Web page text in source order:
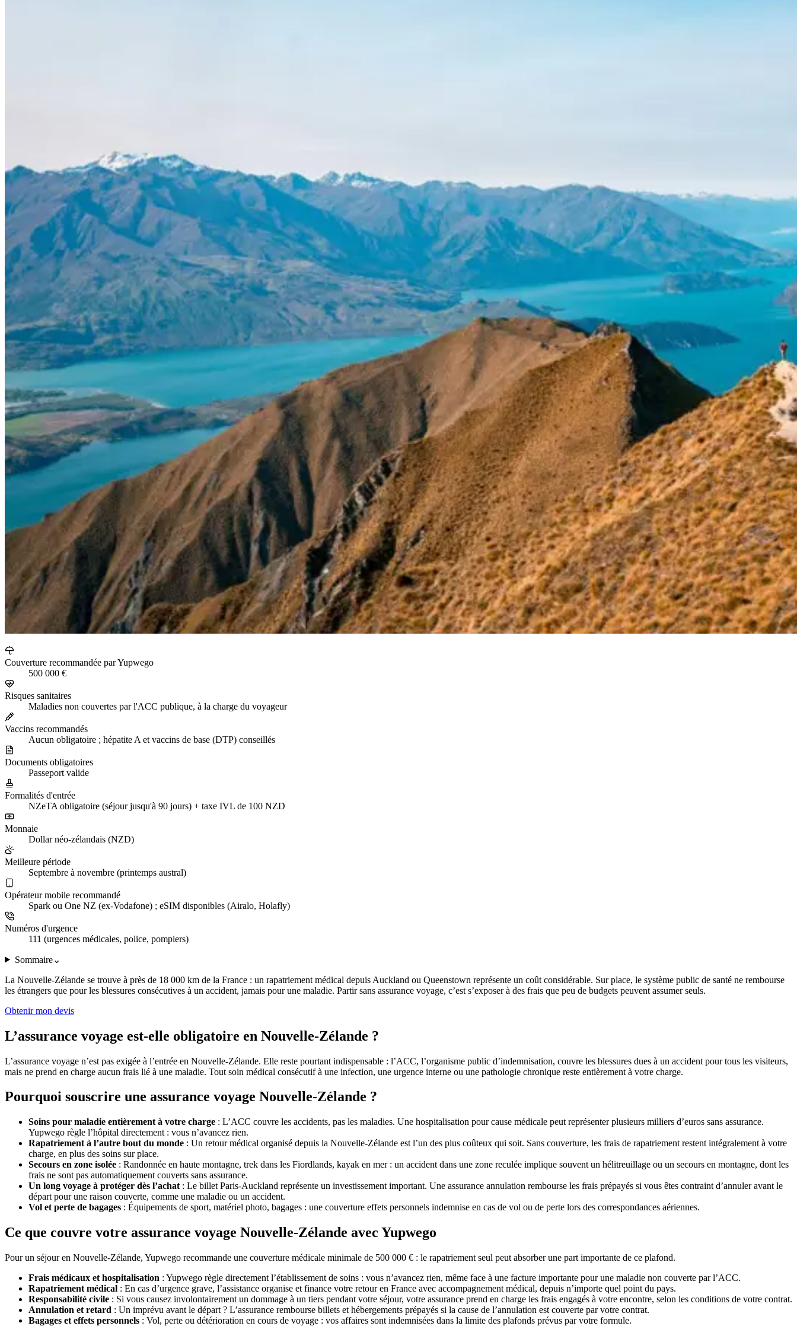
Couverture recommandée par Yupwego
500 000 €
Risques sanitaires
Maladies non couvertes par l'ACC publique, à la charge du voyageur
Vaccins recommandés
Aucun obligatoire ; hépatite A et vaccins de base (DTP) conseillés
Documents obligatoires
Passeport valide
Formalités d'entrée
NZeTA obligatoire (séjour jusqu'à 90 jours) + taxe IVL de 100 NZD
Monnaie
Dollar néo-zélandais (NZD)
Meilleure période
Septembre à novembre (printemps austral)
Opérateur mobile recommandé
Spark ou One NZ (ex-Vodafone) ; eSIM disponibles (Airalo, Holafly)
Numéros d'urgence
111 (urgences médicales, police, pompiers)
Sommaire⌄
La Nouvelle-Zélande se trouve à près de 18 000 km de la France : un rapatriement médical depuis Auckland ou Queenstown représente un coût considérable. Sur place, le système public de santé ne rembourse
les étrangers que pour les blessures consécutives à un accident, jamais pour une maladie. Partir sans assurance voyage, c’est s’exposer à des frais que peu de budgets peuvent assumer seuls.
Obtenir mon devis
L’assurance voyage est-elle obligatoire en Nouvelle-Zélande ?
L’assurance voyage n’est pas exigée à l’entrée en Nouvelle-Zélande. Elle reste pourtant indispensable : l’ACC, l’organisme public d’indemnisation, couvre les blessures dues à un accident pour tous les visiteurs,
mais ne prend en charge aucun frais lié à une maladie. Tout soin médical consécutif à une infection, une urgence interne ou une pathologie chronique reste entièrement à votre charge.
Pourquoi souscrire une assurance voyage Nouvelle-Zélande ?
Soins pour maladie entièrement à votre charge : L’ACC couvre les accidents, pas les maladies. Une hospitalisation pour cause médicale peut représenter plusieurs milliers d’euros sans assurance.
Yupwego règle l’hôpital directement : vous n’avancez rien.
Rapatriement à l’autre bout du monde : Un retour médical organisé depuis la Nouvelle-Zélande est l’un des plus coûteux qui soit. Sans couverture, les frais de rapatriement restent intégralement à votre
charge, en plus des soins sur place.
Secours en zone isolée : Randonnée en haute montagne, trek dans les Fiordlands, kayak en mer : un accident dans une zone reculée implique souvent un hélitreuillage ou un secours en montagne, dont les
frais ne sont pas automatiquement couverts sans assurance.
Un long voyage à protéger dès l’achat : Le billet Paris-Auckland représente un investissement important. Une assurance annulation rembourse les frais prépayés si vous êtes contraint d’annuler avant le
départ pour une raison couverte, comme une maladie ou un accident.
Vol et perte de bagages : Équipements de sport, matériel photo, bagages : une couverture effets personnels indemnise en cas de vol ou de perte lors des correspondances aériennes.
Ce que couvre votre assurance voyage Nouvelle-Zélande avec Yupwego
Pour un séjour en Nouvelle-Zélande, Yupwego recommande une couverture médicale minimale de 500 000 € : le rapatriement seul peut absorber une part importante de ce plafond.
Frais médicaux et hospitalisation : Yupwego règle directement l’établissement de soins : vous n’avancez rien, même face à une facture importante pour une maladie non couverte par l’ACC.
Rapatriement médical : En cas d’urgence grave, l’assistance organise et finance votre retour en France avec accompagnement médical, depuis n’importe quel point du pays.
Responsabilité civile : Si vous causez involontairement un dommage à un tiers pendant votre séjour, votre assurance prend en charge les frais engagés à votre encontre, selon les conditions de votre contrat.
Annulation et retard : Un imprévu avant le départ ? L’assurance rembourse billets et hébergements prépayés si la cause de l’annulation est couverte par votre contrat.
Bagages et effets personnels : Vol, perte ou détérioration en cours de voyage : vos affaires sont indemnisées dans la limite des plafonds prévus par votre formule.